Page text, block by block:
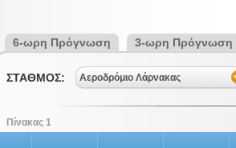
6-ωρη Πρόγνωση 3-ωρη Πρόγνωση
ΣΤΑΘΜΟΣ: Αεροδρόμιο Λάρνακας
Πίνακας 1